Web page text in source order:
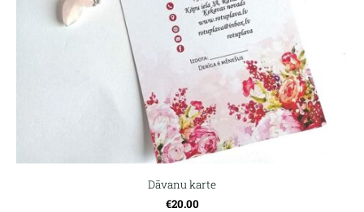
Dāvanu karte
€20.00